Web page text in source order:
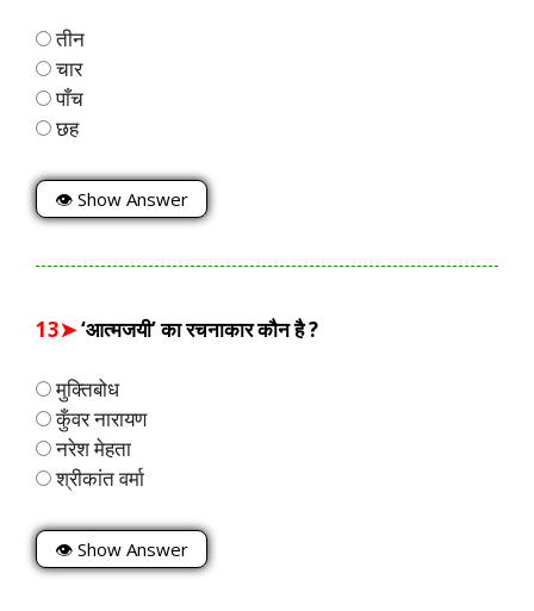
तीन
चार
पाँच
छह
👁 Show Answer
13➤‘आत्मजयी’ का रचनाकार कौन है ?
मुक्तिबोध
कुँवर नारायण
नरेश मेहता
श्रीकांत वर्मा
👁 Show Answer